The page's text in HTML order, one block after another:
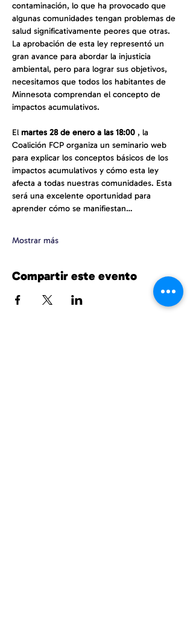
contaminación, lo que ha provocado que
algunas comunidades tengan problemas de
salud significativamente peores que otras.
La aprobación de esta ley representó un
gran avance para abordar la injusticia
ambiental, pero para lograr sus objetivos,
necesitamos que todos los habitantes de
Minnesota comprendan el concepto de
impactos acumulativos.
El martes 28 de enero a las 18:00 , la
Coalición FCP organiza un seminario web
para explicar los conceptos básicos de los
impactos acumulativos y cómo esta ley
afecta a todas nuestras comunidades. Esta
será una excelente oportunidad para
aprender cómo se manifiestan…
Mostrar más
Compartir este evento